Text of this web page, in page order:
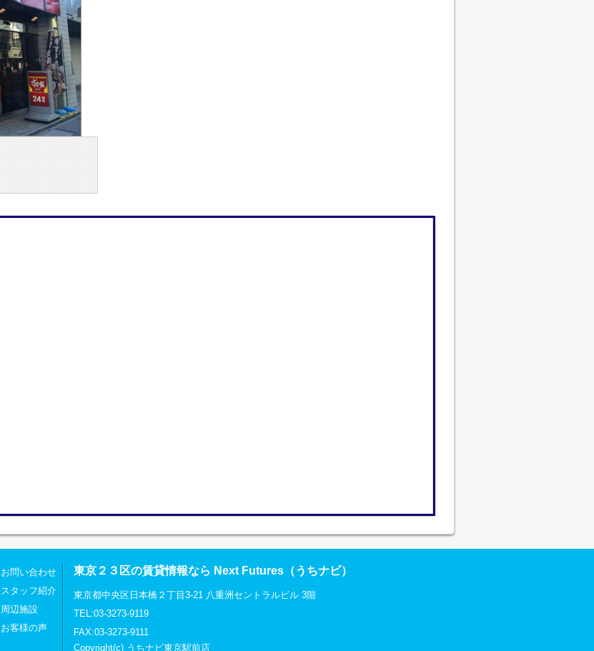
お問い合わせ
スタッフ紹介
周辺施設
お客様の声
東京２３区の賃貸情報なら Next Futures（うちナビ）
東京都中央区日本橋２丁目3-21 八重洲セントラルビル 3階
TEL:03-3273-9119
FAX:03-3273-9111
Copyright(c) うちナビ東京駅前店